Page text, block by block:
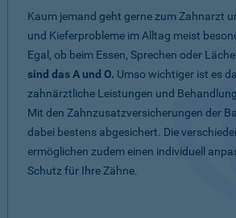
Kaum jemand geht gerne zum Zahnarzt
und Kieferprobleme im Alltag meist
Egal, ob beim Essen, Sprechen oder
sind das A und O. Umso wichtiger ist es
zahnärztliche Leistungen und
Mit den Zahnzusatzversicherungen der
dabei bestens abgesichert. Die
ermöglichen zudem einen individuell
Schutz für Ihre Zähne.